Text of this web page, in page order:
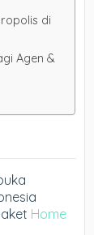
di
Agen &
Home